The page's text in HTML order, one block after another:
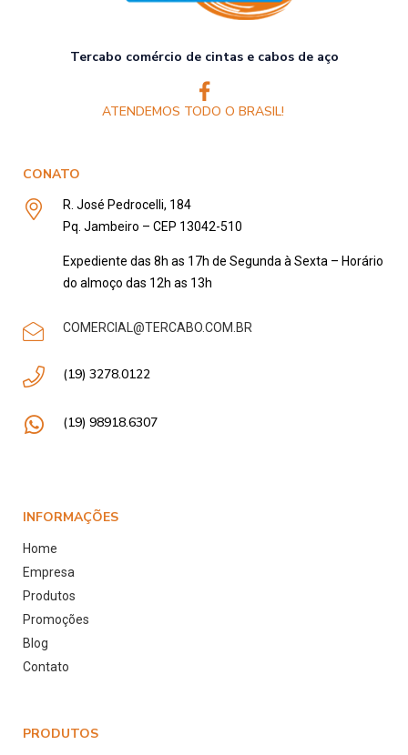
Tercabo comércio de cintas e cabos de aço
ATENDEMOS TODO O BRASIL!
CONATO
R. José Pedrocelli, 184
Pq. Jambeiro – CEP 13042-510
Expediente das 8h as 17h de Segunda à Sexta – Horário
do almoço das 12h as 13h
COMERCIAL@TERCABO.COM.BR
(19) 3278.0122
(19) 98918.6307
INFORMAÇÕES
Home
Empresa
Produtos
Promoções
Blog
Contato
PRODUTOS